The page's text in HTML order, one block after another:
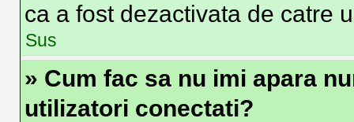
ca a fost dezactivata de catre
Sus
» Cum fac sa nu imi apara
utilizatori conectati?